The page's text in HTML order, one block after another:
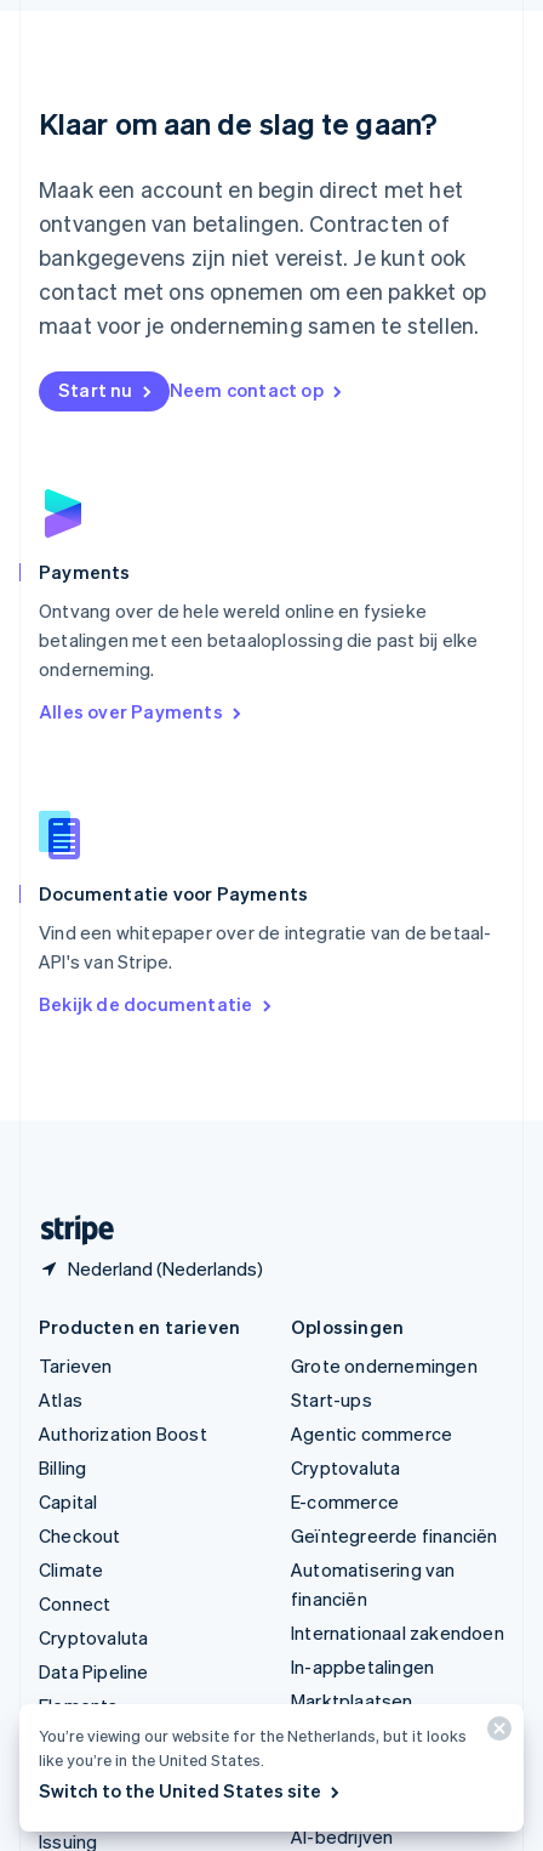
Klaar om aan de slag te gaan?
Maak een account en begin direct met het
ontvangen van betalingen. Contracten of
bankgegevens zijn niet vereist. Je kunt ook
contact met ons opnemen om een pakket op
maat voor je onderneming samen te stellen.
Start nu Neem contact op
Payments
Ontvang over de hele wereld online en fysieke
betalingen met een betaaloplossing die past bij elke
onderneming.
Alles over Payments
Documentatie voor Payments
Vind een whitepaper over de integratie van de betaal-
API's van Stripe.
Bekijk de documentatie
Nederland (Nederlands)
FrançaisDeutschEnglish
English
Malta
English
Mexico
Nederland
NederlandsEnglish
English
Noorwegen
Polen
English
Português
English
Singapore
English简体中文
EnglishItaliano
Español
Thailand
Tsjechië
Vasteland van China
简体中文English
English
Producten en tarieven
Tarieven
Atlas
Authorization Boost
Billing
Capital
Checkout
Climate
Connect
Cryptovaluta
Data Pipeline
Elements
Financial Connections
Identity
Issuing
Oplossingen
Grote ondernemingen
Start-ups
Agentic commerce
Cryptovaluta
E-commerce
Geïntegreerde financiën
Automatisering van
financiën
Internationaal zakendoen
In-appbetalingen
Marktplaatsen
Geldbeheer
SaaS
AI-bedrijven
You’re viewing our website for the Netherlands, but it looks
like you’re in the United States.
Switch to the United States site